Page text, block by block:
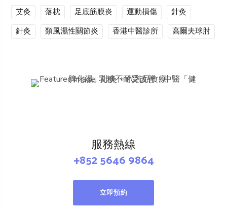
艾灸
落枕 足底筋膜炎 運動損傷
針灸
針灸
類風濕性關節炎 香港中醫診所 高爾夫球肘
服務熱線
+852 5646 9864
立即預約